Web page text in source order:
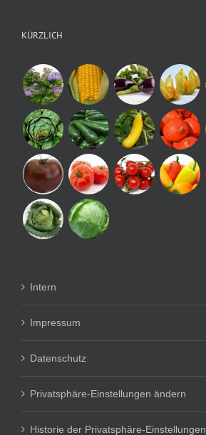
KÜRZLICH
Intern
Impressum
Datenschutz
Privatsphäre-Einstellungen ändern
Historie der Privatsphäre-Einstellungen